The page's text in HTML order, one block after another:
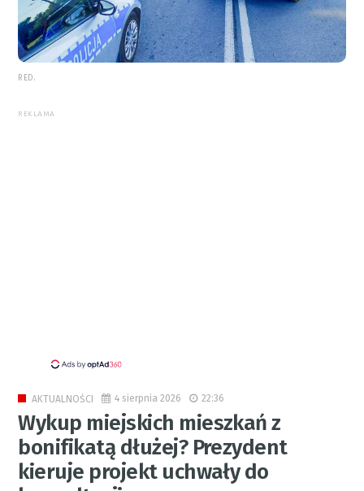
RED.
REKLAMA
AKTUALNOŚCI 4 sierpnia 2026 22:36
Wykup miejskich mieszkań z
bonifikatą dłużej? Prezydent
kieruje projekt uchwały do